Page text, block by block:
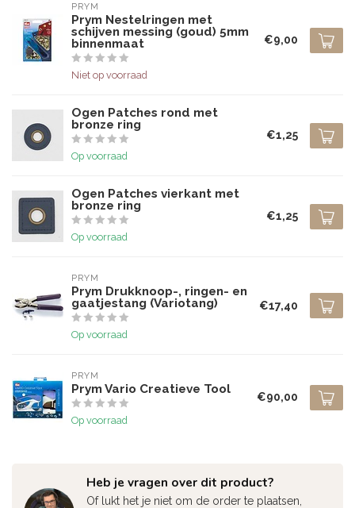
PRYM
Prym Nestelringen met
schijven messing (goud) 5mm
binnenmaat
Niet op voorraad
€9,00
Ogen Patches rond met
bronze ring
Op voorraad
€1,25
Ogen Patches vierkant met
bronze ring
Op voorraad
€1,25
PRYM
Prym Drukknoop-, ringen- en
gaatjestang (Variotang)
Op voorraad
€17,40
PRYM
Prym Vario Creatieve Tool
Op voorraad
€90,00
Heb je vragen over dit product?
Of lukt het je niet om de order te plaatsen,